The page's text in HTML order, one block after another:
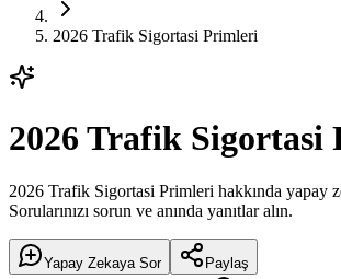
2026 Trafik Sigortasi Primleri
2026 Trafik Sigortasi
2026 Trafik Sigortasi Primleri hakkında yapay
Sorularınızı sorun ve anında yanıtlar alın.
Yapay Zekaya Sor
Paylaş